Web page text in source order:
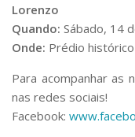
Lorenzo
Quando: Sábado, 14
Onde: Prédio histórico
Para acompanhar as
nas redes sociais!
Facebook: